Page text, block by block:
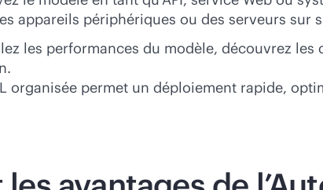
appareils périphériques ou des serveurs sur
les performances du modèle, découvrez
organisée permet un déploiement rapide,